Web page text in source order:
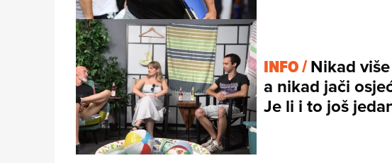
INFO /Nikad
a nikad jači
Je li i to još